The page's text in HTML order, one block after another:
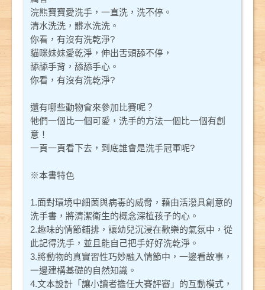
浣熊寶寶愛洗手，一直洗，洗不停。
清水洗洗，髒水洗洗。
你看，有沒有洗乾淨?
貓咪妹妹愛乾淨，伸出舌頭舔不停，
舔舔手背，舔舔手心。
你看，有沒有洗乾淨?
還有哪些動物會來參加比賽呢？
牠們一個比一個可愛，洗手的方法一個比一個有創
意！
一頁一頁看下去，到底誰會是洗手冠軍呢?
※本書特色
1.面對環境中細菌與病毒的威脅，藉由活潑具創意的
洗手書，將清潔衛生的概念深植孩子的心。
2.趣味的情節鋪排，讓幼兒沉浸在歡樂的氣氛中，從
此記得洗手，並且能自己把手好好洗乾淨。
3.將動物的真實習性巧妙融入情節中，一邊看故事，
一邊建構基礎的自然知識。
4.文本設計「讓小讀者擔任大賽評審」的互動模式，